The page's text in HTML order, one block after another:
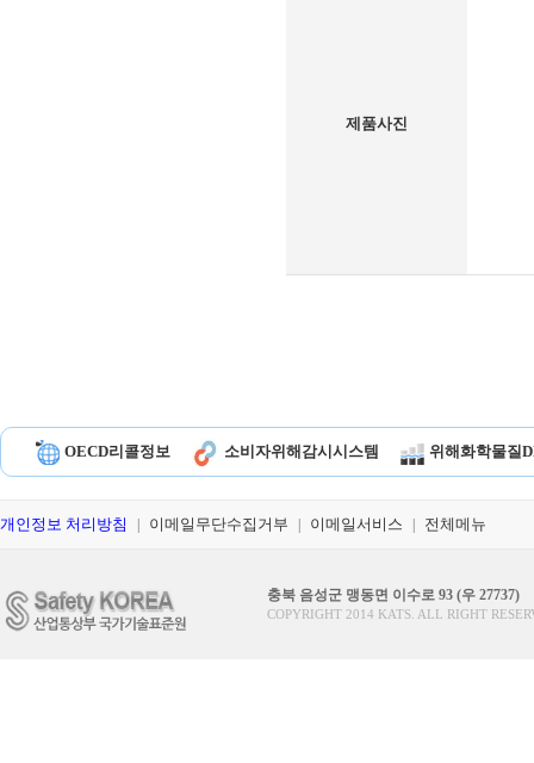
제품사진
OECD리콜정보 소비자위해감시시스템 위해화학물질
개인정보 처리방침 이메일무단수집거부 이메일서비스 전체메뉴
충북 음성군 맹동면 이수로 93 (우 27737)
COPYRIGHT 2014 KATS. ALL RIGHT